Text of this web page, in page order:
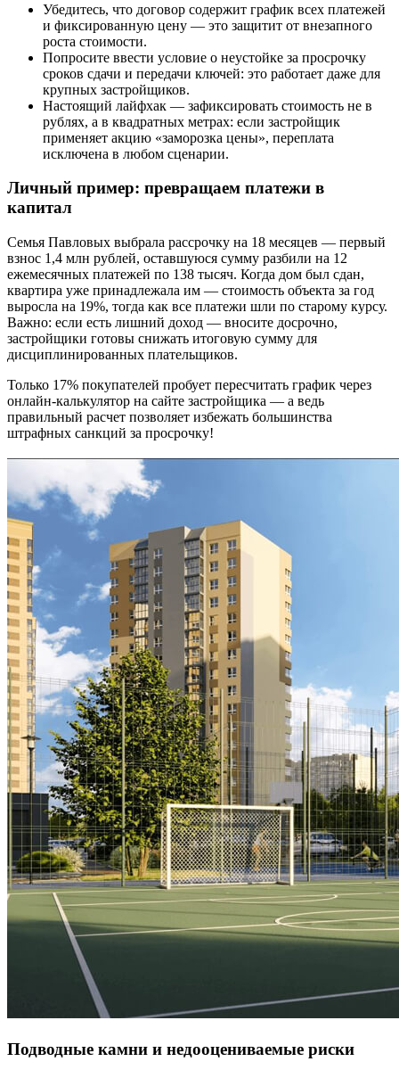
Убедитесь, что договор содержит график всех платежей
и фиксированную цену — это защитит от внезапного
роста стоимости.
Попросите ввести условие о неустойке за просрочку
сроков сдачи и передачи ключей: это работает даже для
крупных застройщиков.
Настоящий лайфхак — зафиксировать стоимость не в
рублях, а в квадратных метрах: если застройщик
применяет акцию «заморозка цены», переплата
исключена в любом сценарии.
Личный пример: превращаем платежи в
капитал
Семья Павловых выбрала рассрочку на 18 месяцев — первый
взнос 1,4 млн рублей, оставшуюся сумму разбили на 12
ежемесячных платежей по 138 тысяч. Когда дом был сдан,
квартира уже принадлежала им — стоимость объекта за год
выросла на 19%, тогда как все платежи шли по старому курсу.
Важно: если есть лишний доход — вносите досрочно,
застройщики готовы снижать итоговую сумму для
дисциплинированных плательщиков.
Только 17% покупателей пробует пересчитать график через
онлайн-калькулятор на сайте застройщика — а ведь
правильный расчет позволяет избежать большинства
штрафных санкций за просрочку!
Подводные камни и недооцениваемые риски